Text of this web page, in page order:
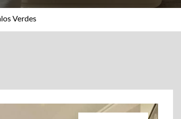
Verdes